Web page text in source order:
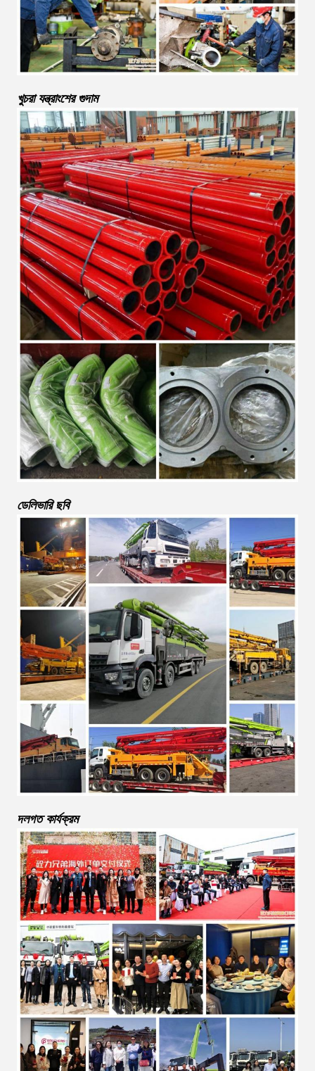
খুচরা যন্ত্রাংশের গুদাম
ডেলিভারি ছবি
দলগত কার্যক্রম